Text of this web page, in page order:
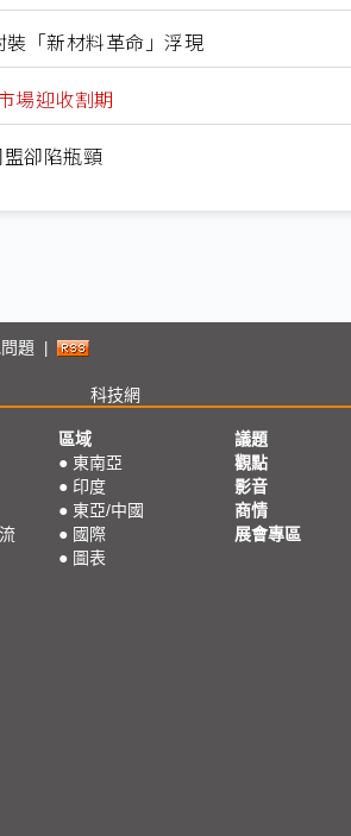
「新材料革命」浮現
場迎收割期
卻陷瓶頸
題
科技網
區域
● 東南亞
● 印度
● 東亞/中國
● 國際
● 圖表
議題
觀點
影音
商情
展會專區